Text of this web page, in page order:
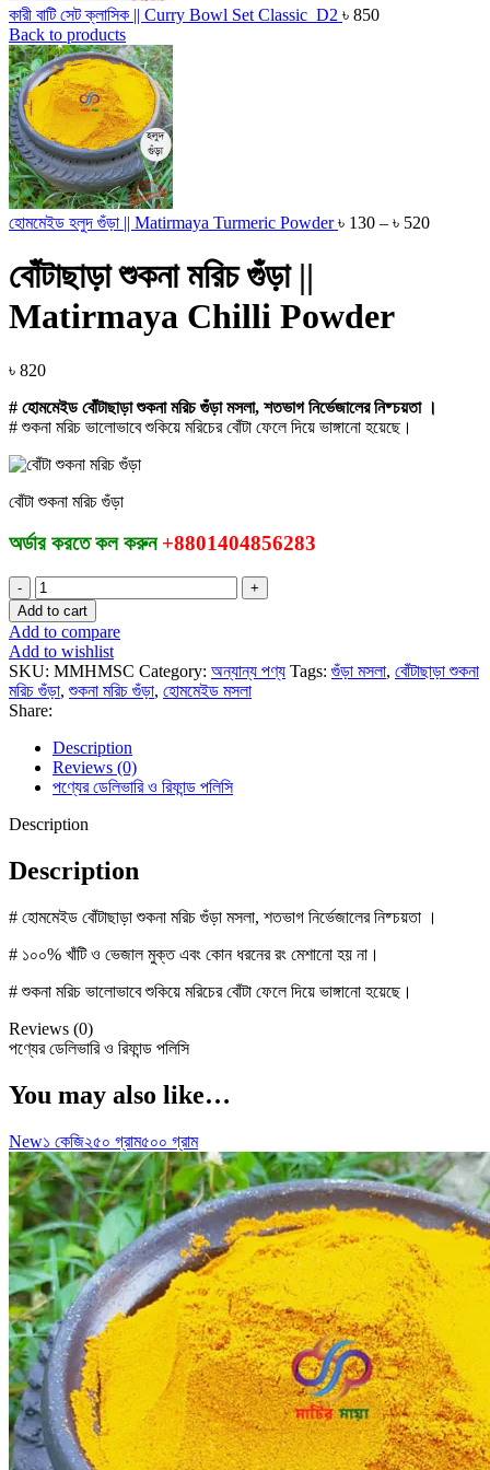
কারী বাটি সেট ক্লাসিক || Curry Bowl Set Classic_D2 ৳ 850
Back to products
হোমমেইড হলুদ গুঁড়া || Matirmaya Turmeric Powder৳ 130 – ৳ 520Price
বোঁটাছাড়া শুকনা মরিচ গুঁড়া ||
Matirmaya Chilli Powder
৳ 820
# হোমমেইড বোঁটাছাড়া শুকনা মরিচ গুঁড়ামসলা, শতভাগ নির্ভেজালের নিষ্চয়তা ।
# শুকনা মরিচ ভালোভাবে শুকিয়ে মরিচের বোঁটা ফেলে দিয়ে ভাঙ্গানো হয়েছে।
বোঁটা শুকনা মরিচ গুঁড়া
অর্ডার করতে কল করুন +8801404856283
বোঁটাছাড়া
শুকনা
মরিচ
গুঁড়া
||
Matirmaya
Chilli
Powder
quantity
Add to cart
Add to compare
Add to wishlist
SKU: MMHMSC Category: অন্যান্য পণ্য Tags: গুঁড়া মসলা, বোঁটাছাড়া শুকনা
মরিচ গুঁড়া, শুকনা মরিচ গুঁড়া, হোমমেইড মসলা
Share:
Description
Reviews (0)
পণ্যের ডেলিভারি ও রিফান্ড পলিসি
Description
Description
# হোমমেইড বোঁটাছাড়া শুকনা মরিচ গুঁড়া মসলা, শতভাগ নির্ভেজালের নিষ্চয়তা ।
# ১০০% খাঁটি ও ভেজাল মুক্ত এবং কোন ধরনের রং মেশানো হয় না ।
# শুকনা মরিচ ভালোভাবে শুকিয়ে মরিচের বোঁটা ফেলে দিয়ে ভাঙ্গানো হয়েছে।
Reviews (0)
পণ্যের ডেলিভারি ও রিফান্ড পলিসি
You may also like…
New১ কেজি২৫০ গ্রাম৫০০ গ্রাম